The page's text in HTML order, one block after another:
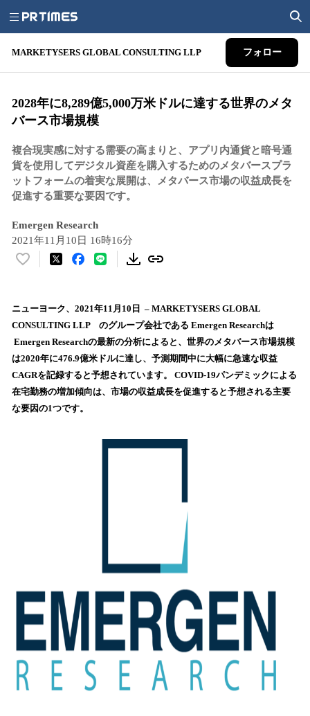
MARKETYSERS GLOBAL CONSULTING LLP フォロー
2028年に8,289億5,000万米ドルに達する世界のメタ
バース市場規模
複合現実感に対する需要の高まりと、アプリ内通貨と暗号通
貨を使用してデジタル資産を購入するためのメタバースプラ
ットフォームの着実な展開は、メタバース市場の収益成長を
促進する重要な要因です。
Emergen Research
2021年11月10日 16時16分
い
！
数
を
読
込
み
中
ニューヨーク、2021年11月10日 – MARKETYSERS GLOBAL
CONSULTING LLP のグループ会社である Emergen Researchは
Emergen Researchの最新の分析によると、世界のメタバース市場規模
は2020年に476.9億米ドルに達し、予測期間中に大幅に急速な収益
CAGRを記録すると予想されています。 COVID-19パンデミックによる
在宅勤務の増加傾向は、市場の収益成長を促進すると予想される主要
な要因の1つです。